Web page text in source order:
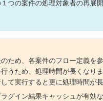
つの案件の処理対象者の再展
ため、各案件のフロー定義を
うため、処理時間が長くなり
て実行すると更に処理時間が
グイン結果キャッシュが有効